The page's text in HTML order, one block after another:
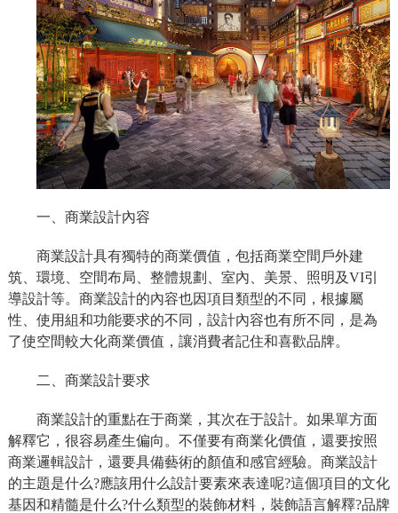
一、商業設計內容
商業設計具有獨特的商業價值，包括商業空間戶外建
筑、環境、空間布局、整體規劃、室內、美景、照明及VI引
導設計等。商業設計的內容也因項目類型的不同，根據屬
性、使用組和功能要求的不同，設計內容也有所不同，是為
了使空間較大化商業價值，讓消費者記住和喜歡品牌。
二、商業設計要求
商業設計的重點在于商業，其次在于設計。如果單方面
解釋它，很容易產生偏向。不僅要有商業化價值，還要按照
商業邏輯設計，還要具備藝術的顏值和感官經驗。商業設計
的主題是什么?應該用什么設計要素來表達呢?這個項目的文化
基因和精髓是什么?什么類型的裝飾材料，裝飾語言解釋?品牌